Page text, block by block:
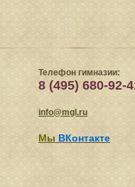
Телефон гимназии:
8 (495) 680-92-
info@mgl.ru
Мы ВКонтакте